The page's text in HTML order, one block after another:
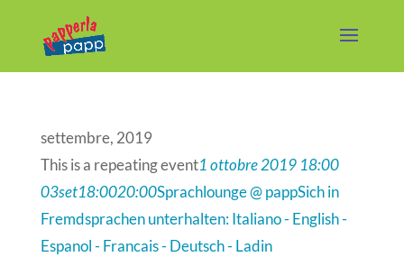
settembre, 2019
This is a repeating event1 ottobre 2019 18:00
03set18:0020:00Sprachlounge @ pappSich in
Fremdsprachen unterhalten: Italiano - English -
Espanol - Francais - Deutsch - Ladin